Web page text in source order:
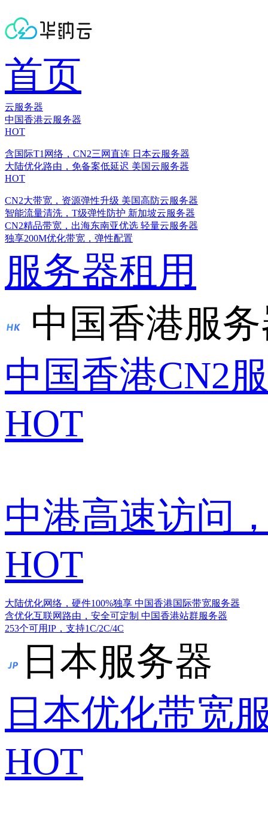
首页
云服务器
中国香港云服务器
HOT
含国际T1网络，CN2三网直连 日本云服务器
大陆优化路由，免备案低延迟 美国云服务器
HOT
CN2大带宽，资源弹性升级 美国高防云服务器
智能流量清洗，T级弹性防护 新加坡云服务器
CN2精品带宽，出海东南亚优选 轻量云服务器
独享200M优化带宽，弹性配置
服务器租用
中国香港服
中国香港CN2
HOT
中港高速访问
HOT
大陆优化网络，硬件100%独享 中国香港国际带宽服务器
含优化互联网路由，安全可定制 中国香港站群服务器
253个可用IP，支持1C/2C/4C
日本服务器
日本优化带宽
HOT